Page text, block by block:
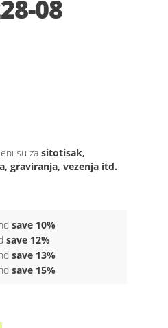
08
su zasitotisak,
graviranja, vezenja itd.
save 10%
save 12%
save 13%
save 15%